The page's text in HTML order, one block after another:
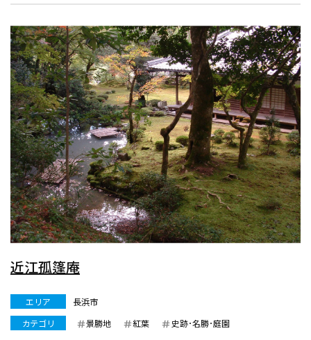
近江孤篷庵
エリア
長浜市
カテゴリ
景勝地 紅葉 史跡･名勝･庭園